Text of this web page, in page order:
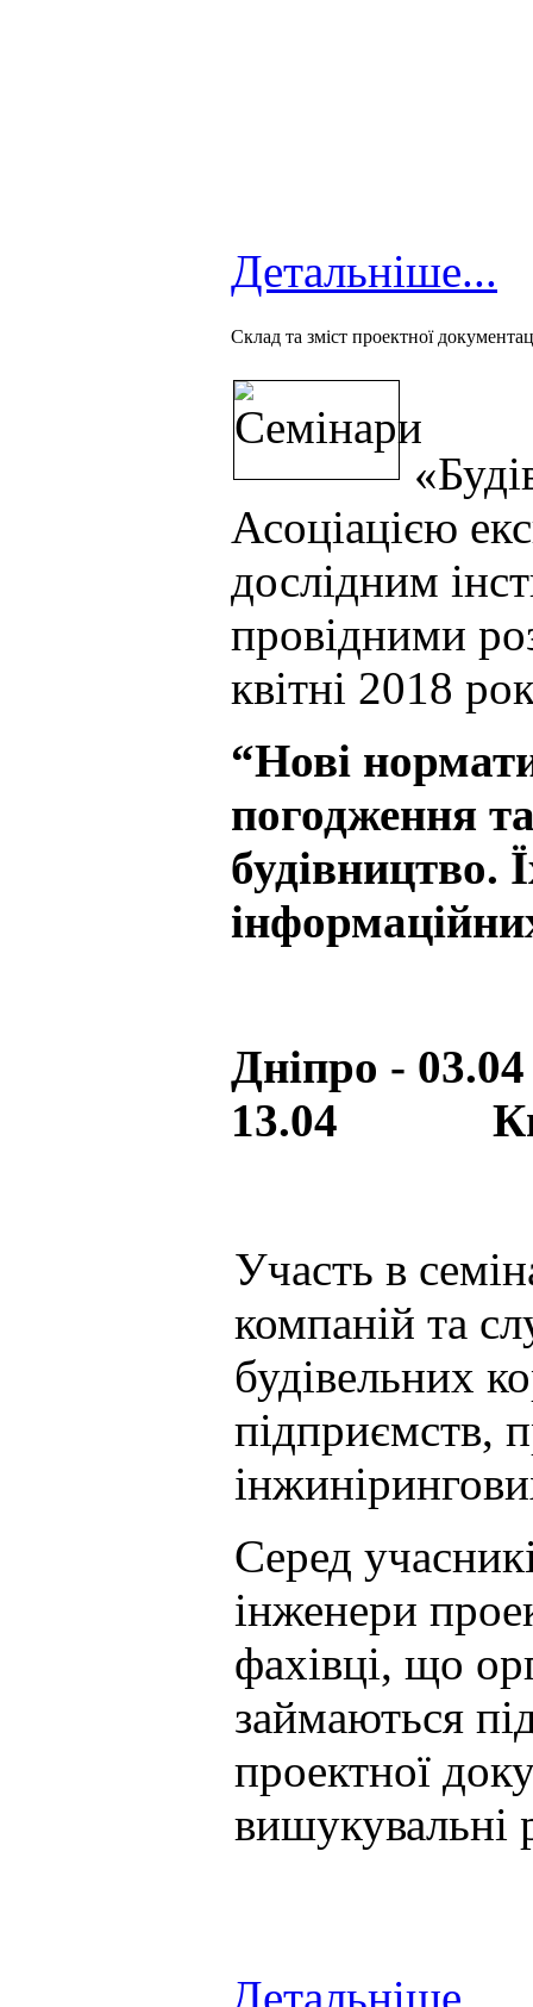
Детальніше...
Cклад та зміст проектної
Асоціацією
дослідним
провідними
квітні 2018
“Нові
погодження
будівництво.
Дніпро -
13.04
Участь в
компаній та
будівельних
підприємств,
Серед
інженери
фахівці, що
займаються
проектної
вишукувальні